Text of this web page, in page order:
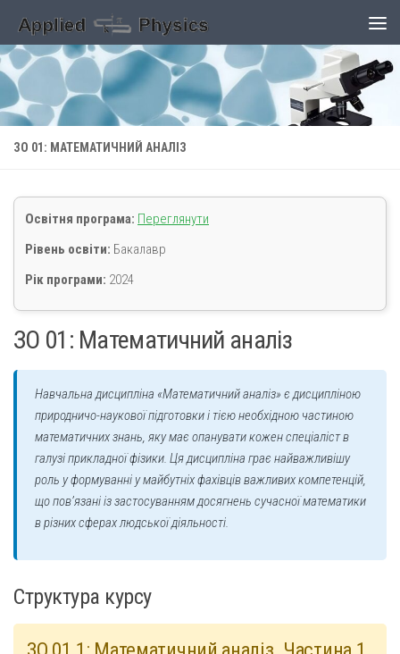
Skip to content
ЗО 01: МАТЕМАТИЧНИЙ АНАЛІЗ
Освітня програма: Переглянути
Рівень освіти: Бакалавр
Рік програми: 2024
ЗО 01: Математичний аналіз
Навчальна дисципліна «Математичний аналіз» є дисципліною
природничо-наукової підготовки і тією необхідною частиною
математичних знань, яку має опанувати кожен спеціаліст в
галузі прикладної фізики. Ця дисципліна грає найважливішу
роль у формуванні у майбутніх фахівців важливих компетенцій,
що пов’язані із застосуванням досягнень сучасної математики
в різних сферах людської діяльності.
Структура курсу